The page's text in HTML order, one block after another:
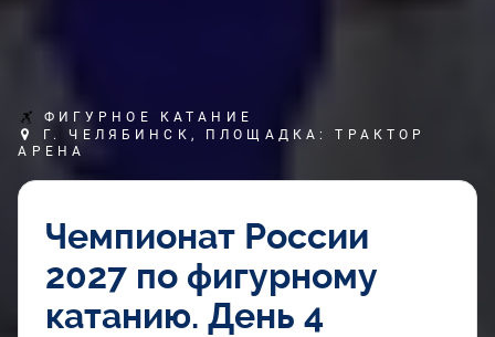
ФИГУРНОЕ КАТАНИЕ
Г. ЧЕЛЯБИНСК, ПЛОЩАДКА: ТРАКТОР
АРЕНА
Чемпионат России
2027 по фигурному
катанию. День 4